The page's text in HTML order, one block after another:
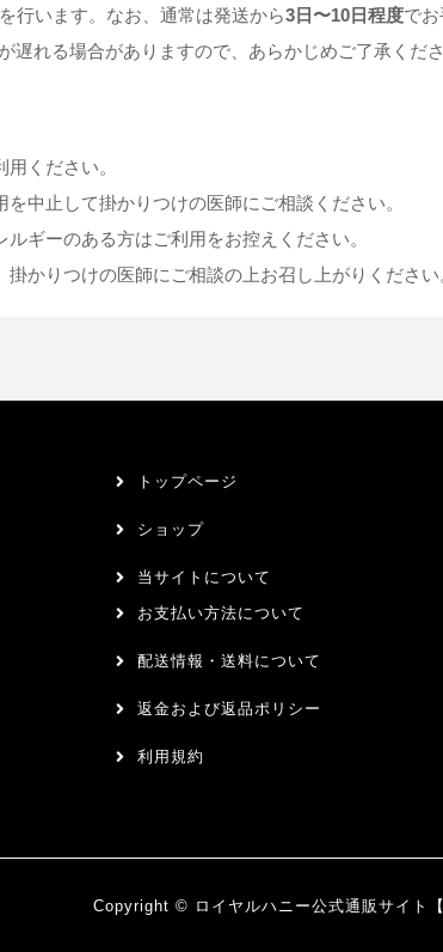
行います。なお、通常は発送から3日〜10日程度でお
遅れる場合がありますので、あらかじめご了承くださ
ください。
中止して掛かりつけの医師にご相談ください。
ギーのある方はご利用をお控えください。
かりつけの医師にご相談の上お召し上がりください
トップページ
ショップ
当サイトについて
お支払い方法について
配送情報・送料について
返金および返品ポリシー
利用規約
Copyright © ロイヤルハニー公式通販サイト